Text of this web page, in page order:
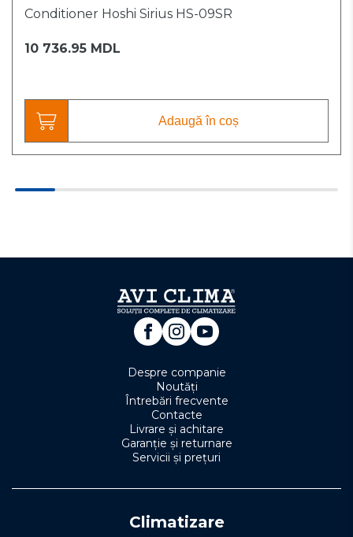
Conditioner Hoshi Sirius HS-09SR
10 736.95 MDL
Adaugă în coș
Despre companie
Noutăți
Întrebări frecvente
Contacte
Livrare și achitare
Garanție și returnare
Servicii și prețuri
Climatizare